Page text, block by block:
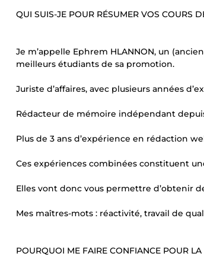
QUI SUIS-JE POUR RÉSUMER VOS COURS
Je m’appelle Ephrem HLANNON, un
meilleurs étudiants de sa promotion.
Juriste d’affaires, avec plusieurs années
Rédacteur de mémoire indépendant
Plus de 3 ans d’expérience en rédaction
Ces expériences combinées constituent
Elles vont donc vous permettre d’obtenir
Mes maîtres-mots : réactivité, travail de
POURQUOI ME FAIRE CONFIANCE POUR